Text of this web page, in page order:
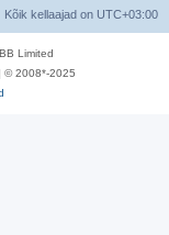
Kõik kellaajad on UTC+03:00
Limited
© 2008*-2025